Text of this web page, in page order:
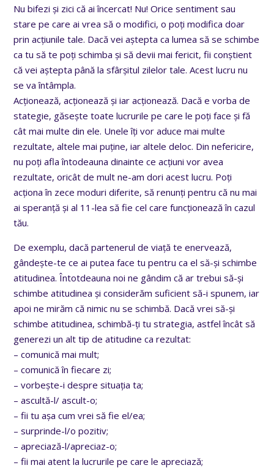
Nu bifezi și zici că ai încercat! Nu! Orice sentiment sau
stare pe care ai vrea să o modifici, o poți modifica doar
prin acțiunile tale. Dacă vei aștepta ca lumea să se schimbe
ca tu să te poți schimba și să devii mai fericit, fii conștient
că vei aștepta până la sfârșitul zilelor tale. Acest lucru nu
se va întâmpla.
Acționează, acționează și iar acționează. Dacă e vorba de
stategie, găsește toate lucrurile pe care le poți face și fă
cât mai multe din ele. Unele îți vor aduce mai multe
rezultate, altele mai puține, iar altele deloc. Din nefericire,
nu poți afla întodeauna dinainte ce acțiuni vor avea
rezultate, oricât de mult ne-am dori acest lucru. Poți
acționa în zece moduri diferite, să renunți pentru că nu mai
ai speranță și al 11-lea să fie cel care funcționează în cazul
tău.
De exemplu, dacă partenerul de viață te enervează,
gândește-te ce ai putea face tu pentru ca el să-și schimbe
atitudinea. Întotdeauna noi ne gândim că ar trebui să-și
schimbe atitudinea și considerăm suficient să-i spunem, iar
apoi ne mirăm că nimic nu se schimbă. Dacă vrei să-și
schimbe atitudinea, schimbă-ți tu strategia, astfel încât să
generezi un alt tip de atitudine ca rezultat:
– comunică mai mult;
– comunică în fiecare zi;
– vorbește-i despre situația ta;
– ascultă-l/ ascult-o;
– fii tu așa cum vrei să fie el/ea;
– surprinde-l/o pozitiv;
– apreciază-l/apreciaz-o;
– fii mai atent la lucrurile pe care le apreciază;